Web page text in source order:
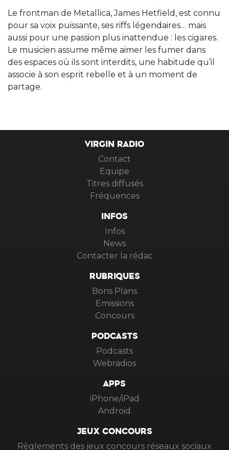
Le frontman de Metallica, James Hetfield, est connu
pour sa voix puissante, ses riffs légendaires… mais
aussi pour une passion plus inattendue : les cigares.
Le musicien assume même aimer les fumer dans
des espaces où ils sont interdits, une habitude qu’il
associe à son esprit rebelle et à un moment de
partage.
VIRGIN RADIO
Contact
Equipe
Titres diffusés
Fréquences
INFOS
Infos
News
Contacter la rédac
RUBRIQUES
Bons Plans
Emissions
Concours
PODCASTS
Podcasts
Webradios
APPS
iPhone/iPad
Android
JEUX CONCOURS
Règlements des jeux concours réseaux sociaux